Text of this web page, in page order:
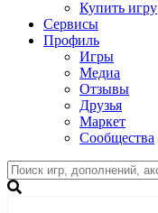
Купить игру
Сервисы
Профиль
Игры
Медиа
Отзывы
Друзья
Маркет
Сообщества